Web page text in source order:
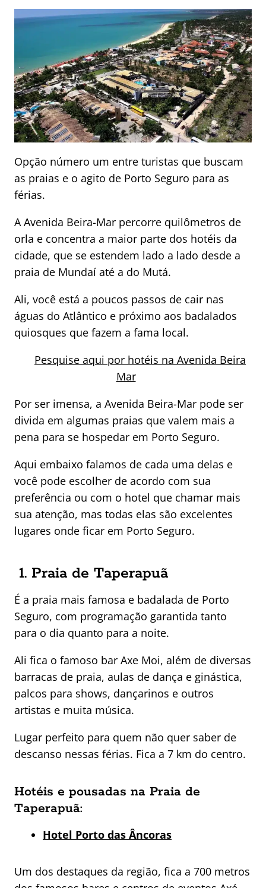
Opção número um entre turistas que buscam
as praias e o agito de Porto Seguro para as
férias.
A Avenida Beira-Mar percorre quilômetros de
orla e concentra a maior parte dos hotéis da
cidade, que se estendem lado a lado desde a
praia de Mundaí até a do Mutá.
Ali, você está a poucos passos de cair nas
águas do Atlântico e próximo aos badalados
quiosques que fazem a fama local.
Pesquise aqui por hotéis na Avenida Beira
Mar
Por ser imensa, a Avenida Beira-Mar pode ser
divida em algumas praias que valem mais a
pena para se hospedar em Porto Seguro.
Aqui embaixo falamos de cada uma delas e
você pode escolher de acordo com sua
preferência ou com o hotel que chamar mais
sua atenção, mas todas elas são excelentes
lugares onde ficar em Porto Seguro.
1. Praia de Taperapuã
É a praia mais famosa e badalada de Porto
Seguro, com programação garantida tanto
para o dia quanto para a noite.
Ali fica o famoso bar Axe Moi, além de diversas
barracas de praia, aulas de dança e ginástica,
palcos para shows, dançarinos e outros
artistas e muita música.
Lugar perfeito para quem não quer saber de
descanso nessas férias. Fica a 7 km do centro.
Hotéis e pousadas na Praia de
Taperapuã:
Hotel Porto das Âncoras
Um dos destaques da região, fica a 700 metros